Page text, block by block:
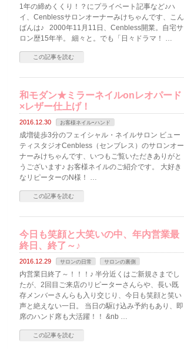
1年の締めくくり！？にプライベート記事など♪ハ
イ、Cenblessサロンオーナーみけちゃんです、こん
ばんは♪ 2000年11月11日、Cenbless開業。自宅サ
ロン歴15年半。 細々と。でも「日々ドラマ！ …
この記事を読む
和モダン★ミラーネイルonレオパード
×レザー仕上げ！
2016.12.30 お客様ネイルｰハンド
成増徒歩3分のフェイシャル・ネイルサロン ビュー
ティスタジオCenbless（センブレス）のサロンオー
ナーみけちゃんです、いつもご覧いただきありがと
うございます♪ お客様ネイルのご紹介です。 大好き
なリピーターのN様！ …
この記事を読む
今日も笑顔と大笑いの中、年内営業最
終日、終了～♪
2016.12.29 サロンの日常 サロンの裏側
内営業日終了～！！！♪ 半分近くはご新規さまでし
たが、2回目ご来店のリピーターさんらや、長い既
存メンバーさんらも入り交じり、今日も笑顔と笑い
声と絶えない一日。 当日の駆け込み予約もあり、即
席のハンド席も大活躍！！ &nb …
この記事を読む